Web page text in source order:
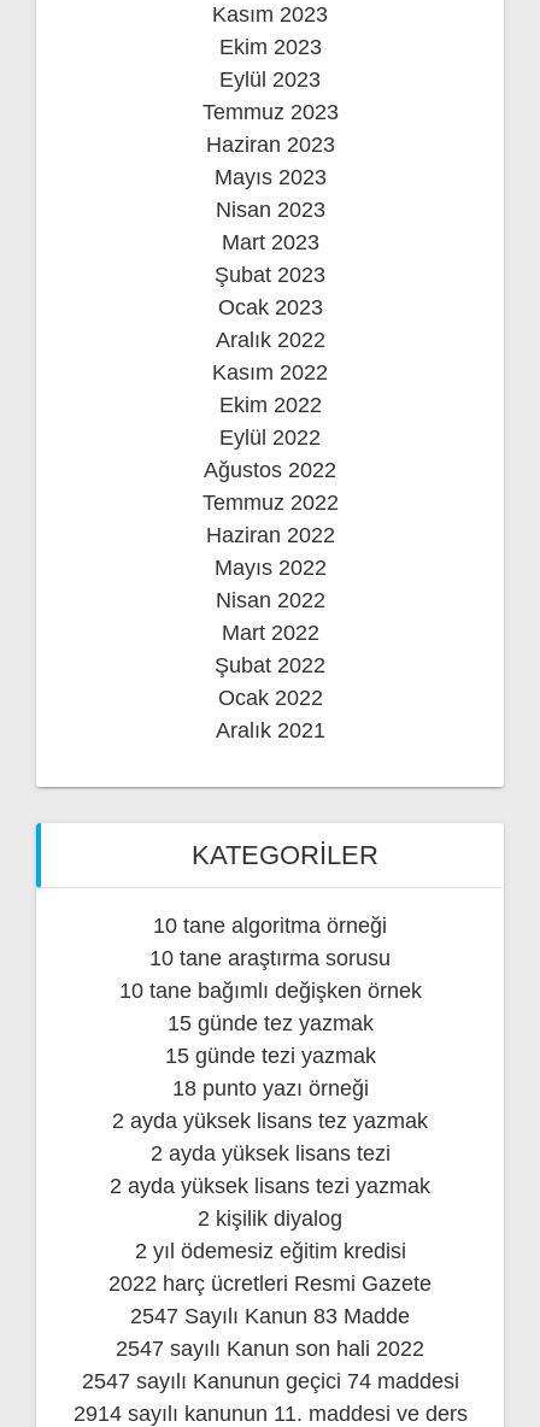
Kasım 2023
Ekim 2023
Eylül 2023
Temmuz 2023
Haziran 2023
Mayıs 2023
Nisan 2023
Mart 2023
Şubat 2023
Ocak 2023
Aralık 2022
Kasım 2022
Ekim 2022
Eylül 2022
Ağustos 2022
Temmuz 2022
Haziran 2022
Mayıs 2022
Nisan 2022
Mart 2022
Şubat 2022
Ocak 2022
Aralık 2021
KATEGORILER
10 tane algoritma örneği
10 tane araştırma sorusu
10 tane bağımlı değişken örnek
15 günde tez yazmak
15 günde tezi yazmak
18 punto yazı örneği
2 ayda yüksek lisans tez yazmak
2 ayda yüksek lisans tezi
2 ayda yüksek lisans tezi yazmak
2 kişilik diyalog
2 yıl ödemesiz eğitim kredisi
2022 harç ücretleri Resmi Gazete
2547 Sayılı Kanun 83 Madde
2547 sayılı Kanun son hali 2022
2547 sayılı Kanunun geçici 74 maddesi
2914 sayılı kanunun 11. maddesi ve ders